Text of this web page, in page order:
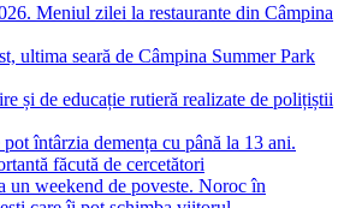
Meniul zilei la restaurante din Câmpina
ultima seară de Câmpina Summer Park
și de educație rutieră realizate de polițiștii
întârzia demența cu până la 13 ani.
făcută de cercetători
un weekend de poveste. Noroc în